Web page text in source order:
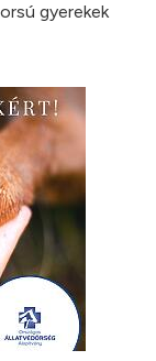
gyerekek